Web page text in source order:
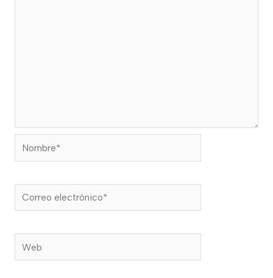
Nombre*
Correo
electrónico*
Web